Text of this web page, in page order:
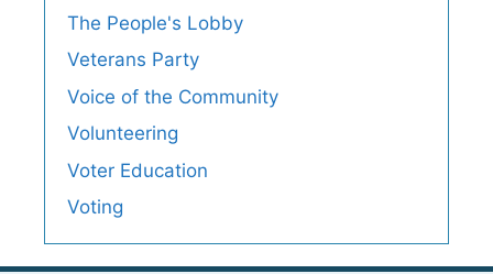
The People's Lobby
Veterans Party
Voice of the Community
Volunteering
Voter Education
Voting